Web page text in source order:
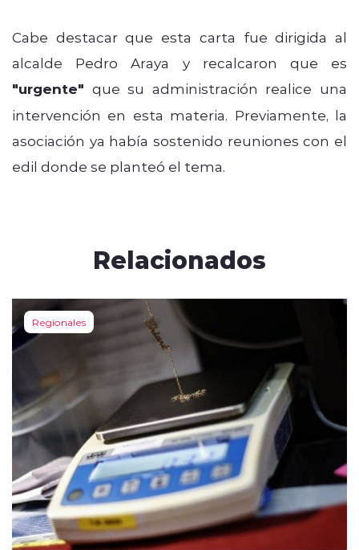
Cabe destacar que esta carta fue dirigida al
alcalde Pedro Araya y recalcaron que es
"urgente" que su administración realice una
intervención en esta materia. Previamente, la
asociación ya había sostenido reuniones con el
edil donde se planteó el tema.
Relacionados
Regionales